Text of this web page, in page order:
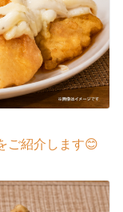
ご紹介します😊